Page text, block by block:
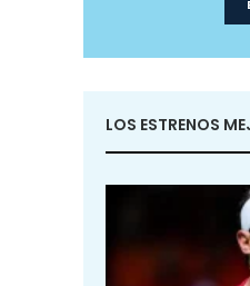
LOS ESTRENOS